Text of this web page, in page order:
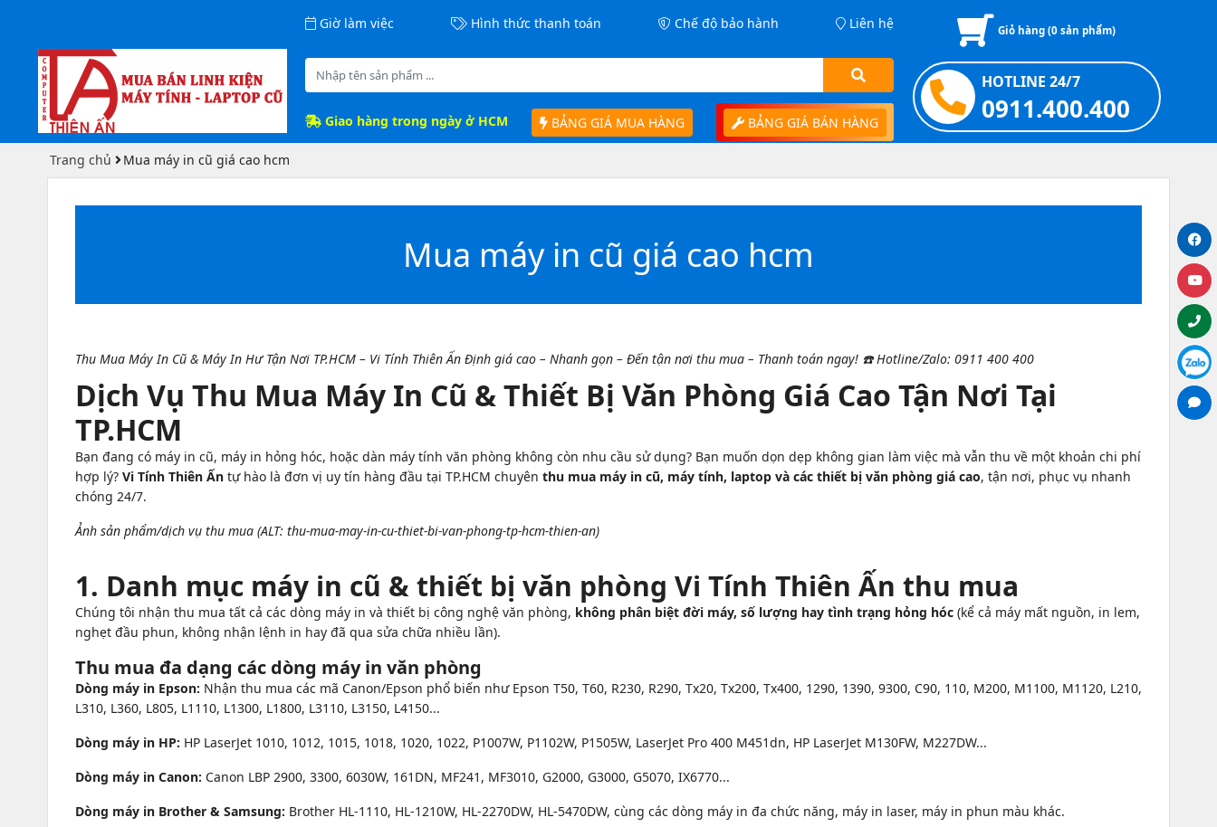
Giờ làm việc Hình thức thanh toán Chế độ bảo hành Liên hệ
Giao hàng trong ngày ở HCM BẢNG GIÁ MUA HÀNG BẢNG GIÁ BÁN HÀNG
Giỏ hàng (0 sản phẩm)
HOTLINE 24/7
0911.400.400
Trang chủ Mua máy in cũ giá cao hcm
Mua máy in cũ giá cao hcm
Thu Mua Máy In Cũ & Máy In Hư Tận Nơi TP.HCM – Vi Tính Thiên Ấn Định giá cao – Nhanh gọn – Đến tận nơi thu mua – Thanh toán ngay! ☎️ Hotline/Zalo: 0911 400 400
Dịch Vụ Thu Mua Máy In Cũ & Thiết Bị Văn Phòng Giá Cao Tận Nơi Tại
TP.HCM
Bạn đang có máy in cũ, máy in hỏng hóc, hoặc dàn máy tính văn phòng không còn nhu cầu sử dụng? Bạn muốn dọn dẹp không gian làm việc mà vẫn thu về một khoản chi phí
hợp lý? Vi Tính Thiên Ấn tự hào là đơn vị uy tín hàng đầu tại TP.HCM chuyên thu mua máy in cũ, máy tính, laptop và các thiết bị văn phòng giá cao, tận nơi, phục vụ nhanh
chóng 24/7.
Ảnh sản phẩm/dịch vụ thu mua (ALT: thu-mua-may-in-cu-thiet-bi-van-phong-tp-hcm-thien-an)
1. Danh mục máy in cũ & thiết bị văn phòng Vi Tính Thiên Ấn thu mua
Chúng tôi nhận thu mua tất cả các dòng máy in và thiết bị công nghệ văn phòng, không phân biệt đời máy, số lượng hay tình trạng hỏng hóc (kể cả máy mất nguồn, in lem,
nghẹt đầu phun, không nhận lệnh in hay đã qua sửa chữa nhiều lần).
Thu mua đa dạng các dòng máy in văn phòng
Dòng máy in Epson: Nhận thu mua các mã Canon/Epson phổ biến như Epson T50, T60, R230, R290, Tx20, Tx200, Tx400, 1290, 1390, 9300, C90, 110, M200, M1100, M1120, L210,
L310, L360, L805, L1110, L1300, L1800, L3110, L3150, L4150...
Dòng máy in HP: HP LaserJet 1010, 1012, 1015, 1018, 1020, 1022, P1007W, P1102W, P1505W, LaserJet Pro 400 M451dn, HP LaserJet M130FW, M227DW...
Dòng máy in Canon: Canon LBP 2900, 3300, 6030W, 161DN, MF241, MF3010, G2000, G3000, G5070, IX6770...
Dòng máy in Brother & Samsung: Brother HL-1110, HL-1210W, HL-2270DW, HL-5470DW, cùng các dòng máy in đa chức năng, máy in laser, máy in phun màu khác.